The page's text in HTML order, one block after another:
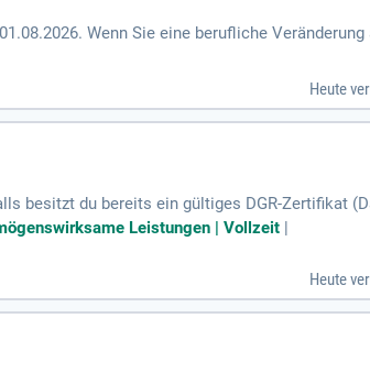
Wenn Sie eine berufliche Veränderung
Ihre Hauptaufgaben umfassen die
eines EU-Staates, eine
bieten eine attraktive Grundvergütung nach
neues berufliches Zuhause!
Heute
besitzt du bereits ein gültiges DGR-Zertifikat
Leistungen | Vollzeit |
Heute